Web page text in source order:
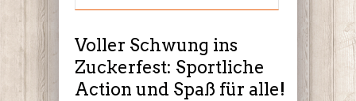
ins
Sportliche
Action
und
Spaß
Voller Schwung ins
Zuckerfest: Sportliche
Action und Spaß für alle!